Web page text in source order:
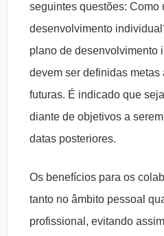
seguintes questões: Como
desenvolvimento
plano de desenvolvimento
devem ser definidas metas
futuras. É indicado que
diante de objetivos a
datas posteriores.
Os benefícios para os
tanto no âmbito pessoal
profissional, evitando